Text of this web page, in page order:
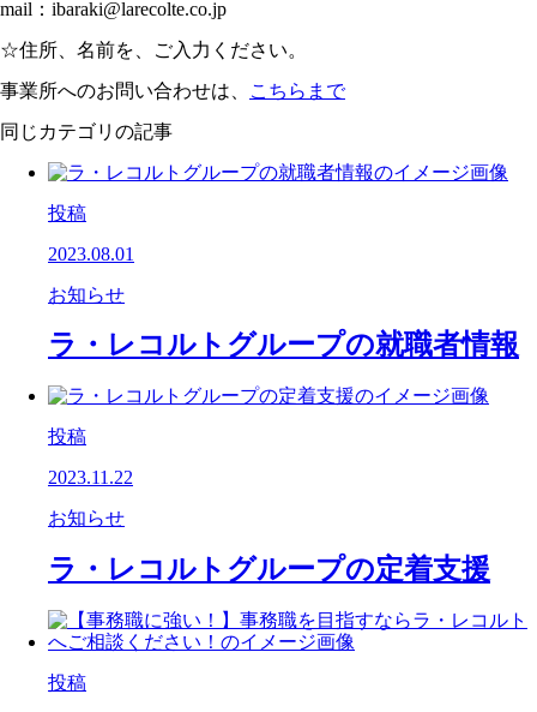
mail：ibaraki@larecolte.co.jp
☆住所、名前を、ご入力ください。
事業所へのお問い合わせは、
こちらまで
同じカテゴリの記事
投稿
2023.08.01
お知らせ
ラ・レコルトグループの就職者情報
投稿
2023.11.22
お知らせ
ラ・レコルトグループの定着支援
投稿